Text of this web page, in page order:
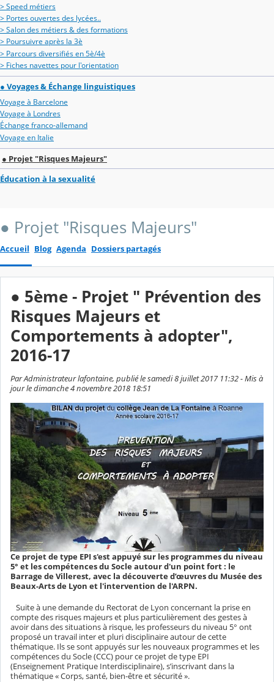
> Speed métiers
> Portes ouvertes des lycées..
> Salon des métiers & des formations
> Poursuivre après la 3è
> Parcours diversifiés en 5è/4è
> Fiches navettes pour l'orientation
● Voyages & Échange linguistiques
Voyage à Barcelone
Voyage à Londres
Échange franco-allemand
Voyage en Italie
● Projet "Risques Majeurs"
Éducation à la sexualité
● Projet "Risques Majeurs"
Accueil Blog Agenda Dossiers partagés
● 5ème - Projet " Prévention des
Risques Majeurs et
Comportements à adopter",
2016-17
Par Administrateur lafontaine, publié le samedi 8 juillet 2017 11:32 - Mis à
jour le dimanche 4 novembre 2018 18:51
Ce projet de type EPI s'est appuyé sur les programmes du niveau
5° et les compétences du Socle autour d'un point fort : le
Barrage de Villerest, avec la découverte d’œuvres du Musée des
Beaux-Arts de Lyon et l'intervention de l'ARPN.
Suite à une demande du Rectorat de Lyon concernant la prise en
compte des risques majeurs et plus particulièrement des gestes à
avoir dans des situations à risque, les professeurs du niveau 5° ont
proposé un travail inter et pluri disciplinaire autour de cette
thématique. Ils se sont appuyés sur les nouveaux programmes et les
compétences du Socle (CCC) pour ce projet de type EPI
(Enseignement Pratique Interdisciplinaire), s’inscrivant dans la
thématique « Corps, santé, bien-être et sécurité ».